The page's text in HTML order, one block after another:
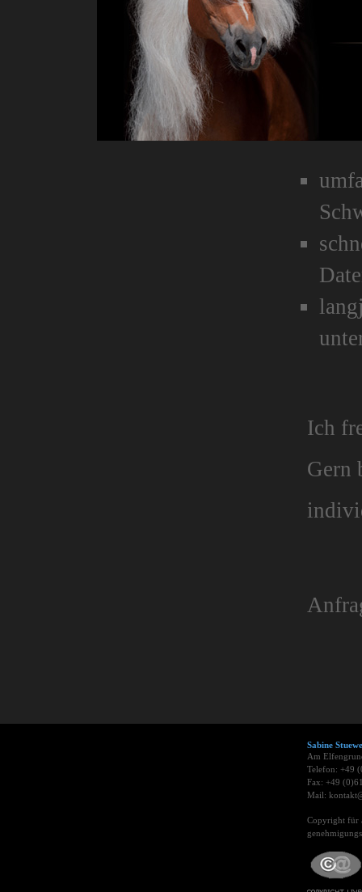
Ich
Gern
Sabine
Am
Telefon: +49
Fax: +49
Mail:
Copyright für